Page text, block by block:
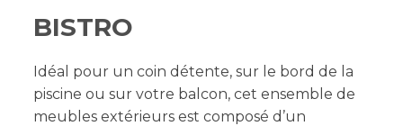
BISTRO
Idéal pour un coin détente, sur le bord de la
piscine ou sur votre balcon, cet ensemble de
meubles extérieurs est composé d’un